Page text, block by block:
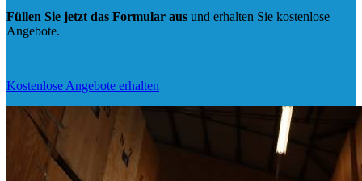
Füllen Sie jetzt das Formular aus und erhalten Sie kostenlose
Angebote.
Kostenlose Angebote erhalten